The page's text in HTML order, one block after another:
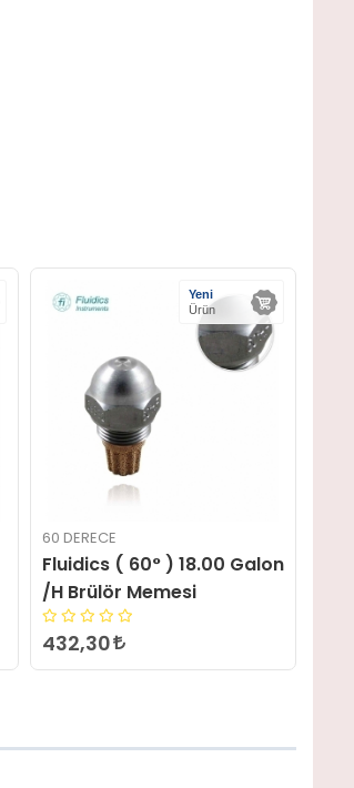
Yeni
Ürün
60 DERECE
Fluidics ( 60° ) 15.00 Galon
/H Brülör Memesi
432,30